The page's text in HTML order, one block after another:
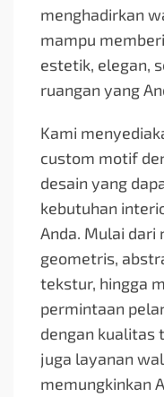
menghadirkan
mampu
estetik, elegan,
ruangan yang
Kami
custom motif
desain yang
kebutuhan
Anda. Mulai
geometris,
tekstur, hingga
permintaan
dengan kualitas
juga layanan
memungkinkan